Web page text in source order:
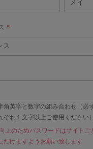
*
ぞれ１文字以上ご使用ください）
だけますようお願い致します